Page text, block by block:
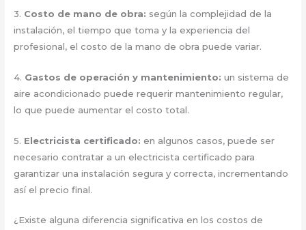
3. Costo de mano de obra: según la complejidad de la
instalación, el tiempo que toma y la experiencia del
profesional, el costo de la mano de obra puede variar.
4. Gastos de operación y mantenimiento: un sistema de
aire acondicionado puede requerir mantenimiento regular,
lo que puede aumentar el costo total.
5. Electricista certificado: en algunos casos, puede ser
necesario contratar a un electricista certificado para
garantizar una instalación segura y correcta, incrementando
así el precio final.
¿Existe alguna diferencia significativa en los costos de